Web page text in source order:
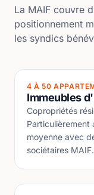
La MAIF couvre
positionnement
les syndics
4 À 50
Immeubles
Copropriétés
moyenne avec
sociétaires MAIF.